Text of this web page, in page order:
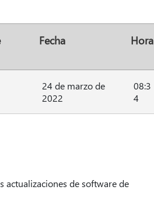
Fecha Hora
24 de marzo de
2022
08:3
4
actualizaciones de software de